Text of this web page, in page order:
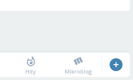
Hity Mikroblog